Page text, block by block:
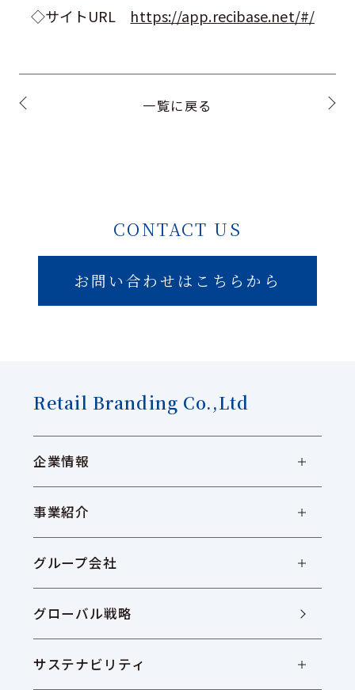
◇サイトURL https://app.recibase.net/#/
一覧に戻る
CONTACT US
お問い合わせはこちらから
Retail Branding Co.,Ltd
企業情報
事業紹介
グループ会社
グローバル戦略
サステナビリティ